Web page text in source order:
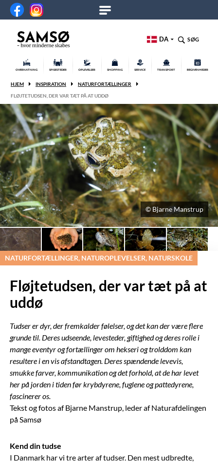
DA SØG
OVERNATNING SPISESTEDER OPLEVELSER SHOPPING SERVICE TRANSPORT BEGIVENHEDER
HJEM INSPIRATION
NATURFORTÆLLINGER
FLØJTETUDSEN, DER VAR TÆT PÅ AT UDDØ
© Bjarne Manstrup
NATURFORTÆLLINGER, NATUROPLEVELSER, NATURSKOLE
Fløjtetudsen, der var tæt på at
uddø
Tudser er dyr, der fremkalder følelser, og det kan der være flere
grunde til. Deres udseende, levesteder, giftighed og deres rolle i
mange eventyr og fortællinger om hekseri og trolddom kan
resultere i en vis afstandtagen. Deres spændende levevis,
smukke farver, kommunikation og det forhold, at de har levet
her på jorden i tiden før krybdyrene, fuglene og pattedyrene,
fascinerer os.
Tekst og fotos af Bjarne Manstrup, leder af Naturafdelingen
på Samsø
Kend din tudse
I Danmark har vi tre arter af tudser. Den mest udbredte,